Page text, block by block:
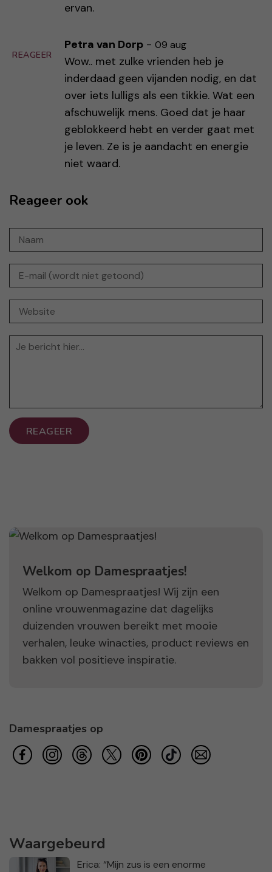
ervan.
REAGEER
Petra van Dorp - 09 aug
Wow.. met zulke vrienden heb je
inderdaad geen vijanden nodig, en dat
over iets lulligs als een tikkie. Wat een
afschuwelijk mens. Goed dat je haar
geblokkeerd hebt en verder gaat met
je leven. Ze is je aandacht en energie
niet waard.
Reageer ook
REAGEER
Welkom op Damespraatjes!
Welkom op Damespraatjes! Wij zijn een
online vrouwenmagazine dat dagelijks
duizenden vrouwen bereikt met mooie
verhalen, leuke winacties, product reviews en
bakken vol positieve inspiratie.
Damespraatjes op
Waargebeurd
Erica: “Mijn zus is een enorme